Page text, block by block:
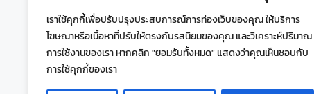
เราใช้คุกกี้เพื่อปรับปรุงประสบการณ์การท่องเว็บของคุณ ให้บริการ
โฆษณาหรือเนื้อหาที่ปรับให้ตรงกับรสนิยมของคุณ และวิเคราะห์ปริมาณ
การใช้งานของเรา หากคลิก "ยอมรับทั้งหมด" แสดงว่าคุณเห็นชอบกับ
การใช้คุกกี้ของเรา